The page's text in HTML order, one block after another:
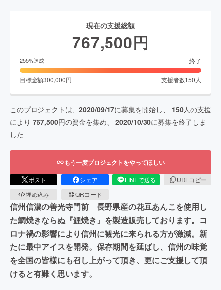
現在の支援総額
767,500円
255%達成 終了
目標金額300,000円 支援者数150 人
このプロジェクトは、 2020/09/17に募集を開始し、 150人の支援
により 767,500円の資金を集め、 2020/10/30に募集を終了しま
した
もう一度プロジェクトをやってほしい
ポスト シェア LINEで送る
URLコピー
埋め込み
QRコード
信州信濃の善光寺門前 長野県産の花豆あんこを使用し
た鯛焼きならぬ『鯉焼き』を製造販売しております。コ
ロナ禍の影響により信州に観光に来られる方が激減。新
たに最中アイスを開発。保存期間を延ばし、信州の味覚
を全国の皆様にも召し上がって頂き、更にご支援して頂
けると有難く思います。